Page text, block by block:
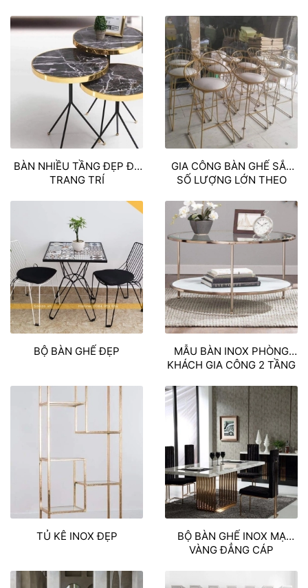
BÀN NHIỀU TẦNG ĐẸP ĐỂ
TRANG TRÍ
GIA CÔNG BÀN GHẾ SẮT
SỐ LƯỢNG LỚN THEO
BỘ BÀN GHẾ ĐẸP
MẪU BÀN INOX PHÒNG
KHÁCH GIA CÔNG 2 TẦNG
TỦ KÊ INOX ĐẸP
BỘ BÀN GHẾ INOX MẠ
VÀNG ĐẲNG CÁP